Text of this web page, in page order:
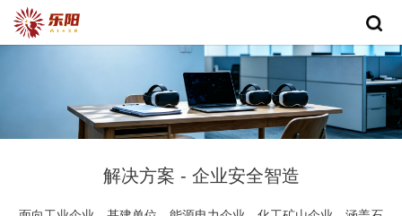
解决方案 - 企业安全智造